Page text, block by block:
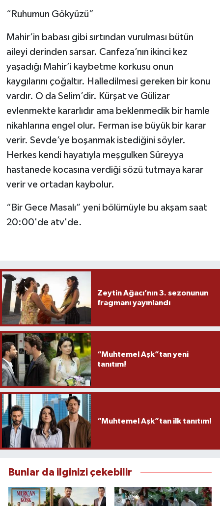
“Ruhumun Gökyüzü”
Mahir’in babası gibi sırtından vurulması bütün
aileyi derinden sarsar. Canfeza’nın ikinci kez
yaşadığı Mahir’i kaybetme korkusu onun
kaygılarını çoğaltır. Halledilmesi gereken bir konu
vardır. O da Selim’dir. Kürşat ve Gülizar
evlenmekte kararlıdır ama beklenmedik bir hamle
nikahlarına engel olur. Ferman ise büyük bir karar
verir. Sevde’ye boşanmak istediğini söyler.
Herkes kendi hayatıyla meşgulken Süreyya
hastanede kocasına verdiği sözü tutmaya karar
verir ve ortadan kaybolur.
“Bir Gece Masalı” yeni bölümüyle bu akşam saat
20:00'de atv'de.
Zeytin Ağacı’nın 3. sezonunun
fragmanı yayınlandı
“Muhtemel Aşk”tan yeni
tanıtım!
“Muhtemel Aşk”tan ilk tanıtım!
Bunlar da ilginizi çekebilir